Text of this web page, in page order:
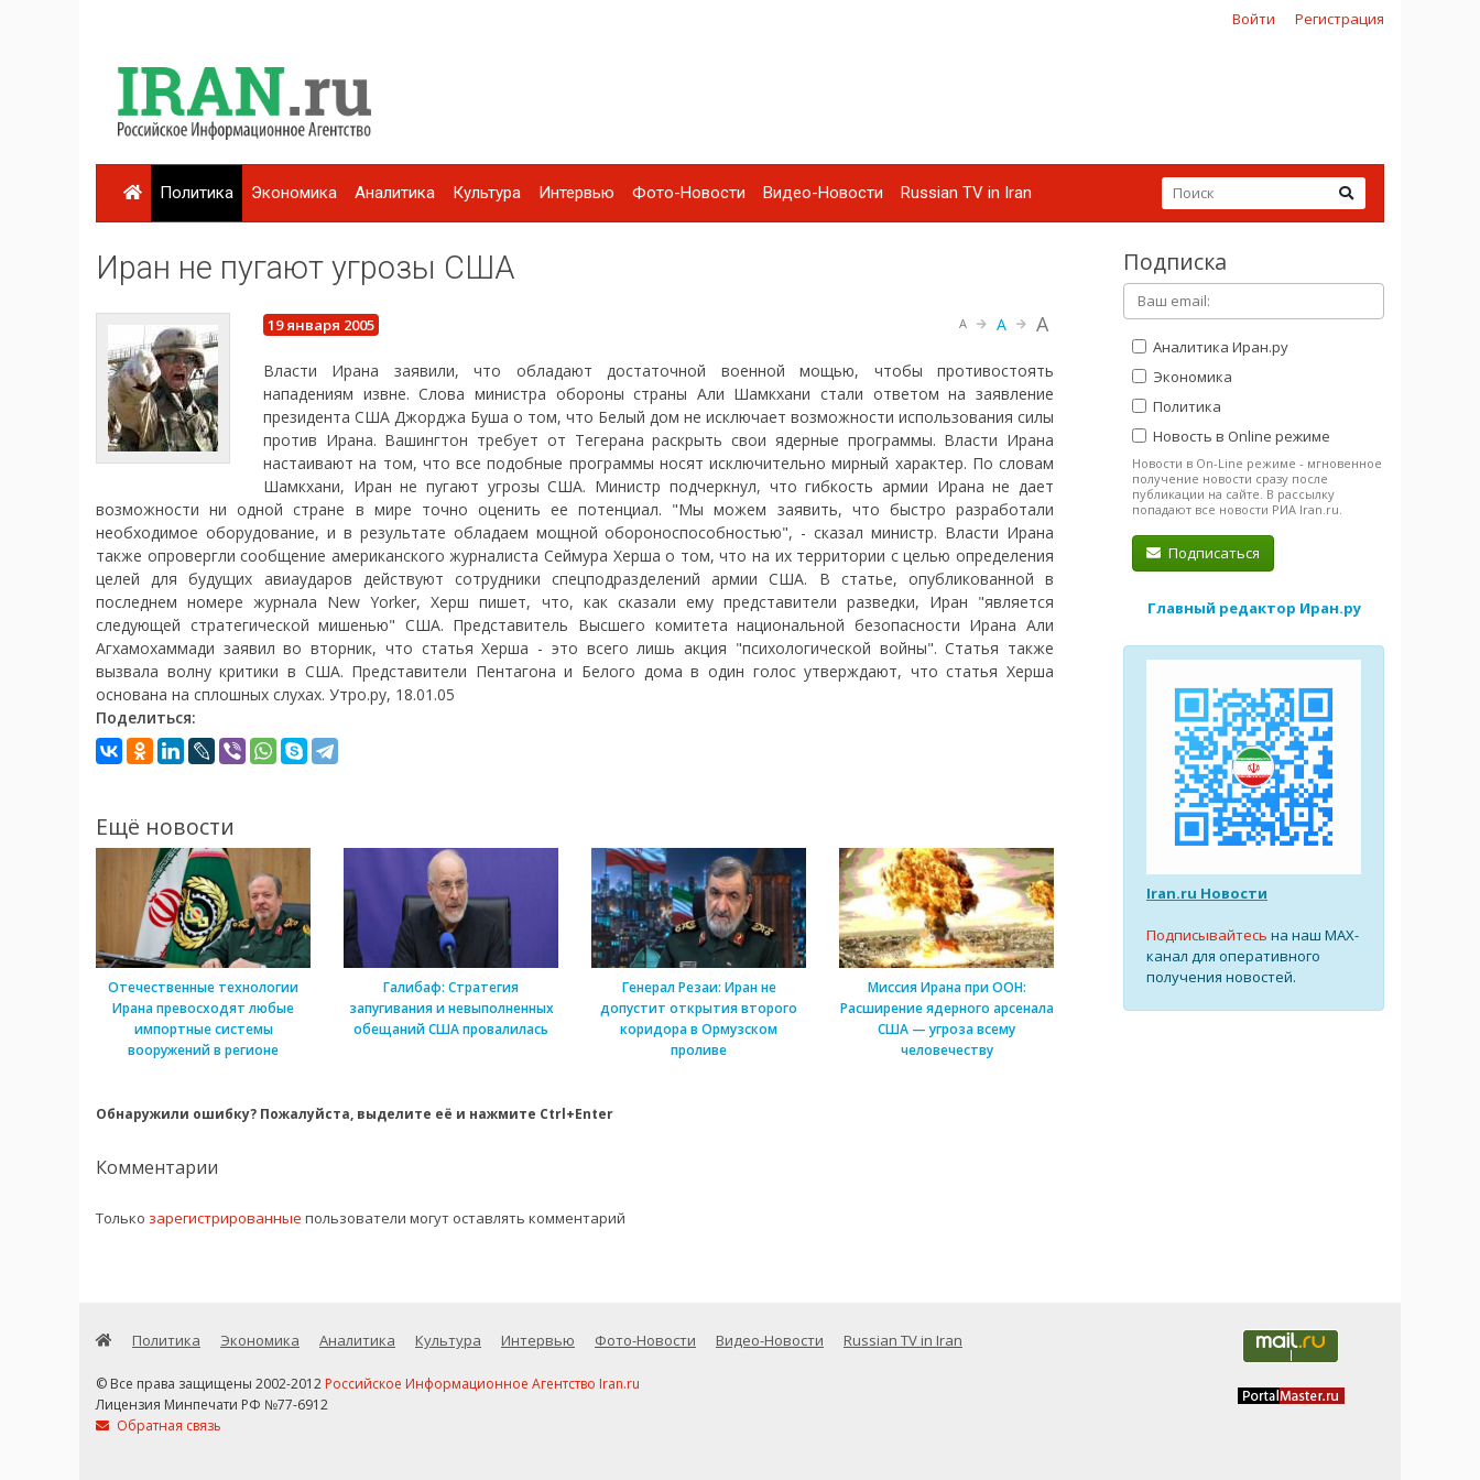
Войти Регистрация
Политика Экономика Аналитика Культура Интервью Фото-Новости Видео-Новости Russian TV in Iran
Иран не пугают угрозы США
19 января 2005 A A A
Власти Ирана заявили, что обладают достаточной военной мощью, чтобы противостоять
нападениям извне. Слова министра обороны страны Али Шамкхани стали ответом на заявление
президента США Джорджа Буша о том, что Белый дом не исключает возможности использования силы
против Ирана. Вашингтон требует от Тегерана раскрыть свои ядерные программы. Власти Ирана
настаивают на том, что все подобные программы носят исключительно мирный характер. По словам
Шамкхани, Иран не пугают угрозы США. Министр подчеркнул, что гибкость армии Ирана не дает
возможности ни одной стране в мире точно оценить ее потенциал. "Мы можем заявить, что быстро разработали
необходимое оборудование, и в результате обладаем мощной обороноспособностью", - сказал министр. Власти Ирана
также опровергли сообщение американского журналиста Сеймура Херша о том, что на их территории с целью определения
целей для будущих авиаударов действуют сотрудники спецподразделений армии США. В статье, опубликованной в
последнем номере журнала New Yorker, Херш пишет, что, как сказали ему представители разведки, Иран "является
следующей стратегической мишенью" США. Представитель Высшего комитета национальной безопасности Ирана Али
Агхамохаммади заявил во вторник, что статья Херша - это всего лишь акция "психологической войны". Статья также
вызвала волну критики в США. Представители Пентагона и Белого дома в один голос утверждают, что статья Херша
основана на сплошных слухах. Утро.ру, 18.01.05
Поделиться:
Ещё новости
Отечественные технологии
Ирана превосходят любые
импортные системы
вооружений в регионе
Галибаф: Стратегия
запугивания и невыполненных
обещаний США провалилась
Генерал Резаи: Иран не
допустит открытия второго
коридора в Ормузском
проливе
Миссия Ирана при ООН:
Расширение ядерного арсенала
США — угроза всему
человечеству
Обнаружили ошибку? Пожалуйста, выделите её и нажмите Ctrl+Enter
Комментарии
Только зарегистрированные пользователи могут оставлять комментарий
Подписка
Аналитика Иран.ру
Экономика
Политика
Новость в Online режиме
Новости в On-Line режиме - мгновенное
получение новости сразу после
публикации на сайте. В рассылку
попадают все новости РИА Iran.ru.
Подписаться
Главный редактор Иран.ру
Iran.ru Новости
Подписывайтесь на наш MAX-
канал для оперативного
получения новостей.
Политика Экономика Аналитика Культура Интервью Фото-Новости Видео-Новости Russian TV in Iran
© Все права защищены 2002-2012 Российское Информационное Агентство Iran.ru
Лицензия Минпечати РФ №77-6912
Обратная связь